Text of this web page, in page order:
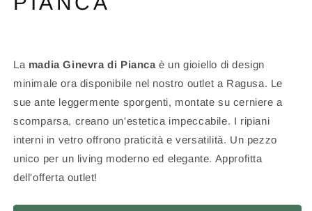
La madia Ginevra di Pianca è un gioiello di design
minimale ora disponibile nel nostro outlet a Ragusa. Le
sue ante leggermente sporgenti, montate su cerniere a
scomparsa, creano un'estetica impeccabile. I ripiani
interni in vetro offrono praticità e versatilità. Un pezzo
unico per un living moderno ed elegante. Approfitta
dell'offerta outlet!